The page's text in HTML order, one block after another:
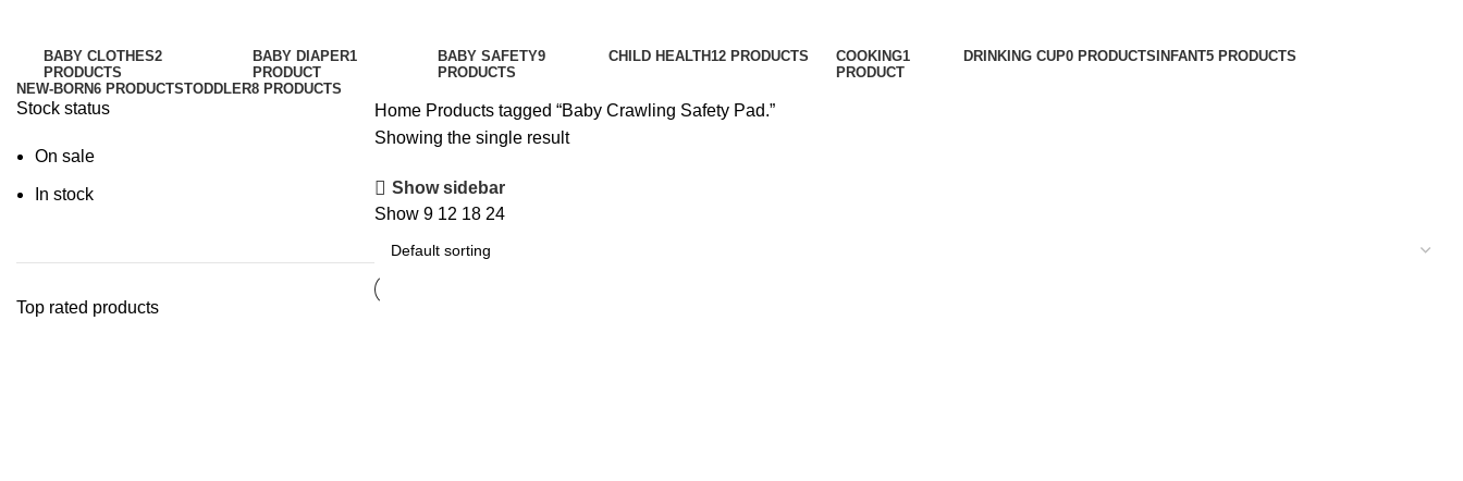
BABY CLOTHES2
PRODUCTS
BABY DIAPER1
PRODUCT
BABY SAFETY9
PRODUCTS
CHILD HEALTH12 PRODUCTS COOKING1
PRODUCT
DRINKING CUP0 PRODUCTS INFANT5 PRODUCTS
NEW-BORN6 PRODUCTSTODDLER8 PRODUCTS
Stock status
On sale
In stock
Top rated products
Home Products tagged “Baby Crawling Safety Pad.”
Showing the single result
Show sidebar
Show 9 12 18 24